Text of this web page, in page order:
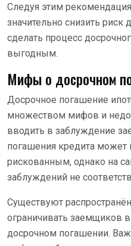
Следуя этим
значительно снизить риск
сделать процесс
выгодным.
Мифы о досрочном
Досрочное погашение
множеством мифов и
вводить в заблуждение
погашения кредита может
рискованным, однако на
заблуждений не
Существуют
ограничивать заемщиков
досрочном погашении.